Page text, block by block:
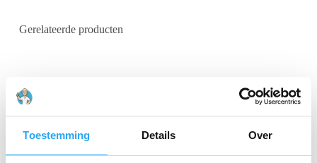
Toestemming Details Over
Gerelateerde producten